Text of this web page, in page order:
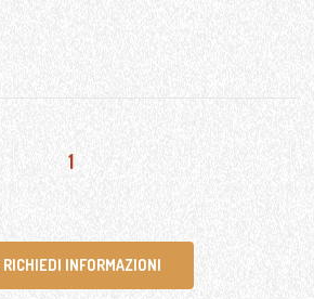
1
RICHIEDI INFORMAZIONI